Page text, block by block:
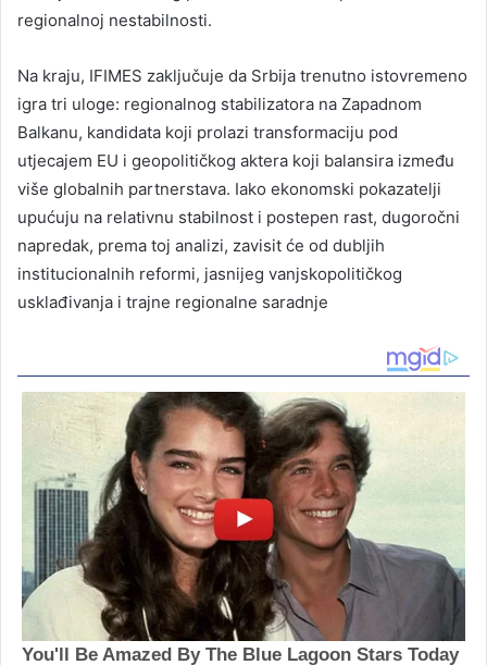
regionalnoj nestabilnosti.
Na kraju, IFIMES zaključuje da Srbija trenutno istovremeno
igra tri uloge: regionalnog stabilizatora na Zapadnom
Balkanu, kandidata koji prolazi transformaciju pod
utjecajem EU i geopolitičkog aktera koji balansira između
više globalnih partnerstava. Iako ekonomski pokazatelji
upućuju na relativnu stabilnost i postepen rast, dugoročni
napredak, prema toj analizi, zavisit će od dubljih
institucionalnih reformi, jasnijeg vanjskopolitičkog
usklađivanja i trajne regionalne saradnje